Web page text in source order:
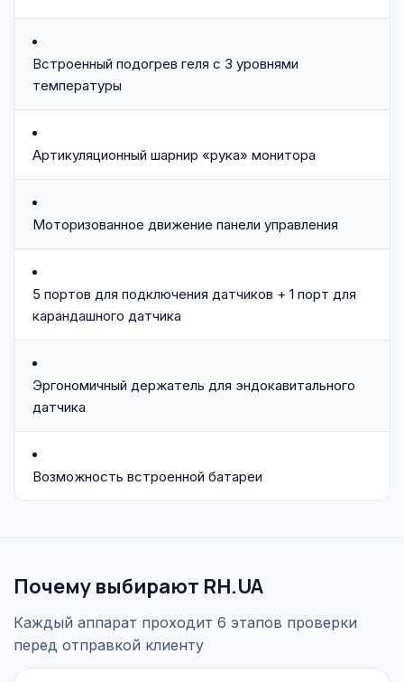
Встроенный подогрев геля с 3 уровнями
температуры
Артикуляционный шарнир «рука» монитора
Моторизованное движение панели управления
5 портов для подключения датчиков + 1 порт для
карандашного датчика
Эргономичный держатель для эндокавитального
датчика
Возможность встроенной батареи
Почему выбирают RH.UA
Каждый аппарат проходит 6 этапов проверки
перед отправкой клиенту